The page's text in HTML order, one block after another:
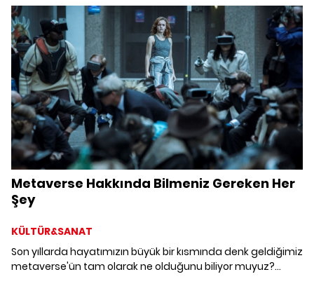
Metaverse Hakkında Bilmeniz Gereken Her
Şey
KÜLTÜR&SANAT
Son yıllarda hayatımızın büyük bir kısmında denk geldiğimiz
metaverse'ün tam olarak ne olduğunu biliyor muyuz?